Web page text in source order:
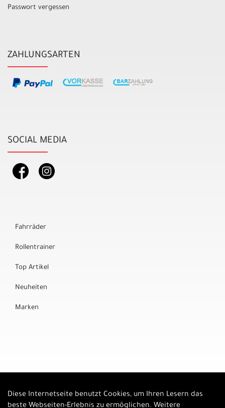
Passwort vergessen
ZAHLUNGSARTEN
SOCIAL MEDIA
Fahrräder
Rollentrainer
Top Artikel
Neuheiten
Marken
Diese Internetseite benutzt Cookies, um Ihren Lesern das
beste Webseiten-Erlebnis zu ermöglichen. Weitere
Auftrag widerrufen